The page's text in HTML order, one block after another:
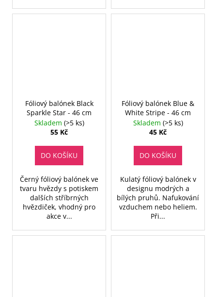
Fóliový balónek Black
Sparkle Star - 46 cm
Skladem (>5 ks)
55 Kč
DO KOŠÍKU
Černý fóliový balónek ve
tvaru hvězdy s potiskem
dalších stříbrných
hvězdiček, vhodný pro
akce v...
Fóliový balónek Blue &
White Stripe - 46 cm
Skladem (>5 ks)
45 Kč
DO KOŠÍKU
Kulatý fóliový balónek v
designu modrých a
bílých pruhů. Nafukování
vzduchem nebo heliem.
Při...